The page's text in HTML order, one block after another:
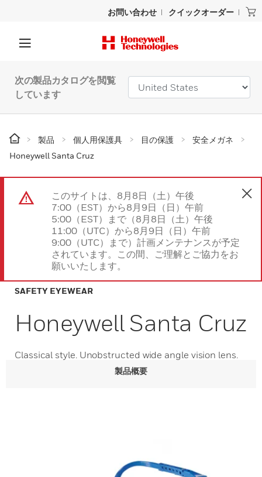
お問い合わせ クイックオーダー
次の製品カタログを閲覧
しています
製品 個人用保護具 目の保護
安全メガネ
Honeywell Santa Cruz
このサイトは、8月8日（土）午後
7:00（EST）から8月9日（日）午前
5:00（EST）まで（8月8日（土）午後
11:00（UTC）から8月9日（日）午前
9:00（UTC）まで）計画メンテナンスが予定
されています。この間、ご理解とご協力をお
願いいたします。
SAFETY EYEWEAR
Honeywell Santa Cruz
Classical style. Unobstructed wide angle vision lens.
製品概要